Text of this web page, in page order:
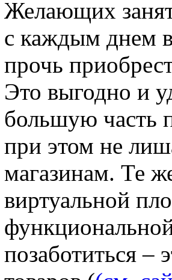
Желающих
с каждым днем
прочь
Это выгодно и
большую часть
при этом не
магазинам. Те
виртуальной
позаботиться –